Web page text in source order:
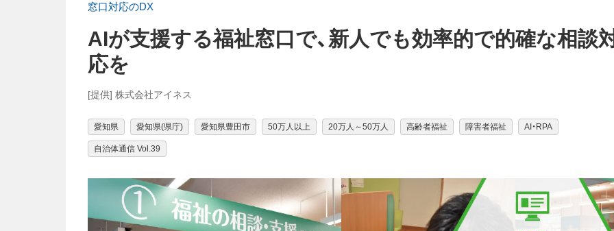
窓口対応のDX
AIが支援する福祉窓口で、新人でも効率的で的確な相談
応を
[提供] 株式会社アイネス
愛知県 愛知県(県庁) 愛知県豊田市 50万人以上 20万人～50万人 高齢者福祉 障害者福祉 AI・RPA
自治体通信 Vol.39